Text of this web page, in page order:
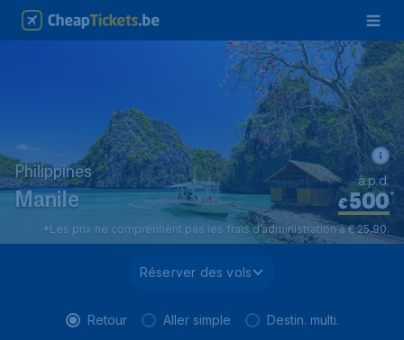
Philippines
Manile €500*
à.p.d.
*Les prix ne comprennent pas les frais d’administration à € 25,90.
Réserver des vols
Retour Aller simple Destin. multi.